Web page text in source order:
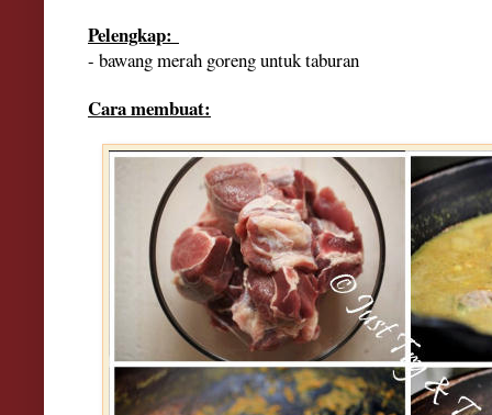
Pelengkap:
- bawang merah goreng untuk taburan
Cara membuat: